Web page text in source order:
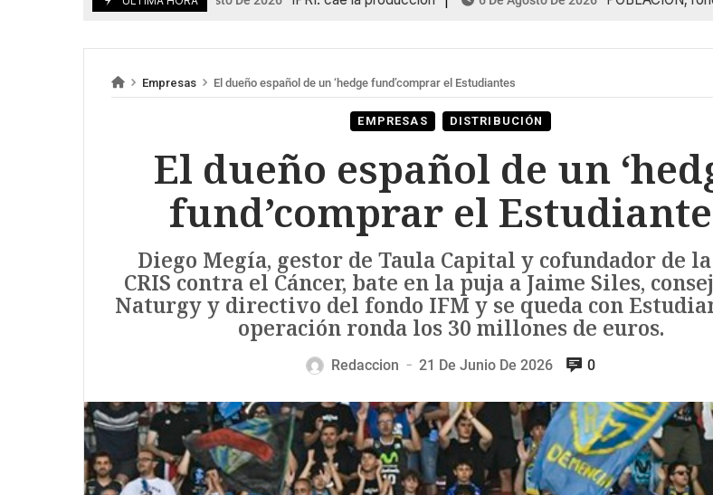
Empresas El dueño español de un ‘hedge fund’comprar el Estudiantes
EMPRESAS DISTRIBUCIÓN
El dueño español de un
fund’comprar el
Diego Megía, gestor de Taula Capital y cofundador de la
CRIS contra el Cáncer, bate en la puja a Jaime Siles,
Naturgy y directivo del fondo IFM y se queda con
operación ronda los 30 millones de euros.
Redaccion — 21 De Junio De 2026 0